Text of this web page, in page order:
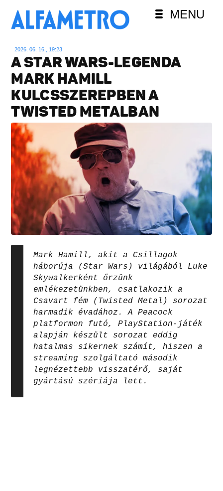
MENU
2026. 06. 16., 19:23
A STAR WARS-LEGENDA
MARK HAMILL
KULCSSZEREPBEN A
TWISTED METALBAN
Mark Hamill, akit a Csillagok
háborúja (Star Wars) világából Luke
Skywalkerként őrzünk
emlékezetünkben, csatlakozik a
Csavart fém (Twisted Metal) sorozat
harmadik évadához. A Peacock
platformon futó, PlayStation-játék
alapján készült sorozat eddig
hatalmas sikernek számít, hiszen a
streaming szolgáltató második
legnézettebb visszatérő, saját
gyártású szériája lett.